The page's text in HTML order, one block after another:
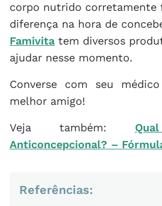
corpo nutrido corretamente
diferença na hora de
Famivita tem diversos
ajudar nesse momento.
Converse com seu
melhor amigo!
Veja também:
Anticoncepcional? –
Referências: